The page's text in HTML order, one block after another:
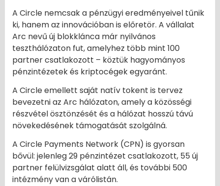
A Circle nemcsak a pénzügyi eredményeivel tűnik
ki, hanem az innovációban is előretör. A vállalat
Arc nevű új blokklánca már nyilvános
teszthálózaton fut, amelyhez több mint 100
partner csatlakozott – köztük hagyományos
pénzintézetek és kriptocégek egyaránt.
A Circle emellett saját natív tokent is tervez
bevezetni az Arc hálózaton, amely a közösségi
részvétel ösztönzését és a hálózat hosszú távú
növekedésének támogatását szolgálná.
A Circle Payments Network (CPN) is gyorsan
bővül: jelenleg 29 pénzintézet csatlakozott, 55 új
partner felülvizsgálat alatt áll, és további 500
intézmény van a várólistán.